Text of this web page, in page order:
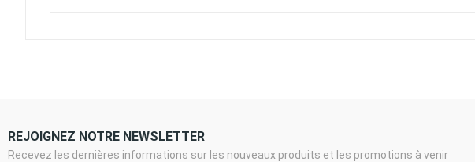
REJOIGNEZ NOTRE NEWSLETTER
Recevez les dernières informations sur les nouveaux produits et les promotions à venir